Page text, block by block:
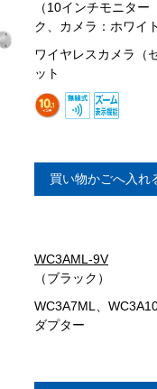
（10インチモニタ
ク、カメラ：ホワイト
ワイヤレスカメラ（
ット
買い物かごへ入れ
WC3AML-9V
（ブラック）
WC3A7ML、
ダプター